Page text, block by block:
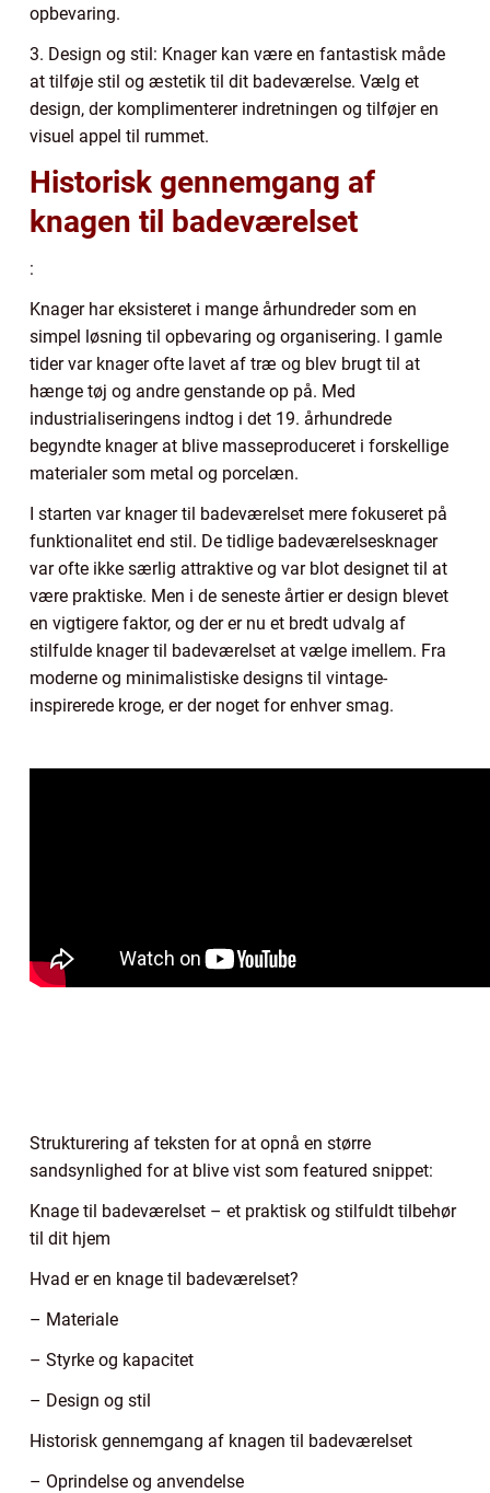
opbevaring.
3. Design og stil: Knager kan være en fantastisk måde
at tilføje stil og æstetik til dit badeværelse. Vælg et
design, der komplimenterer indretningen og tilføjer en
visuel appel til rummet.
Historisk gennemgang af
knagen til badeværelset
:
Knager har eksisteret i mange århundreder som en
simpel løsning til opbevaring og organisering. I gamle
tider var knager ofte lavet af træ og blev brugt til at
hænge tøj og andre genstande op på. Med
industrialiseringens indtog i det 19. århundrede
begyndte knager at blive masseproduceret i forskellige
materialer som metal og porcelæn.
I starten var knager til badeværelset mere fokuseret på
funktionalitet end stil. De tidlige badeværelsesknager
var ofte ikke særlig attraktive og var blot designet til at
være praktiske. Men i de seneste årtier er design blevet
en vigtigere faktor, og der er nu et bredt udvalg af
stilfulde knager til badeværelset at vælge imellem. Fra
moderne og minimalistiske designs til vintage-
inspirerede kroge, er der noget for enhver smag.
Strukturering af teksten for at opnå en større
sandsynlighed for at blive vist som featured snippet:
Knage til badeværelset – et praktisk og stilfuldt tilbehør
til dit hjem
Hvad er en knage til badeværelset?
– Materiale
– Styrke og kapacitet
– Design og stil
Historisk gennemgang af knagen til badeværelset
– Oprindelse og anvendelse